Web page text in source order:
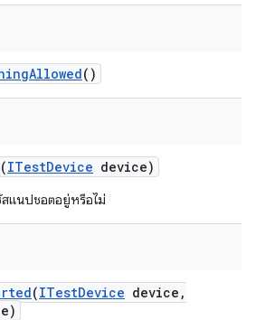
Allowed()
(ITestDevice device)
แนปชอตอยู่หรือไม่
(ITestDevice device ,